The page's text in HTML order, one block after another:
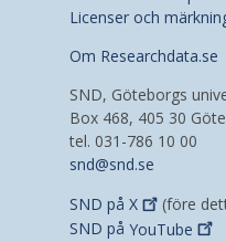
Licenser och
Om Researchdata.se
SND, Göteborgs
Box 468, 405 30
tel. 031-786 10 00
snd@snd.se
SND på X
(före
SND på YouTube